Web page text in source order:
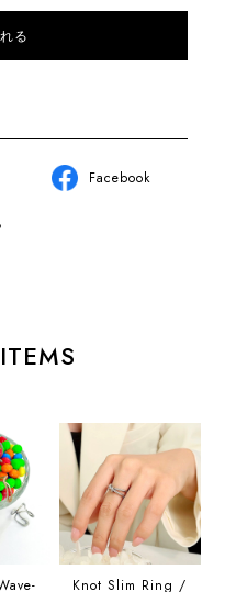
る
Facebook
Knot Slim Ring /